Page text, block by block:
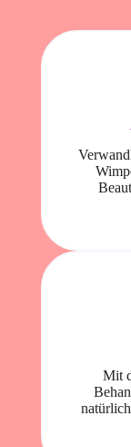
Mit